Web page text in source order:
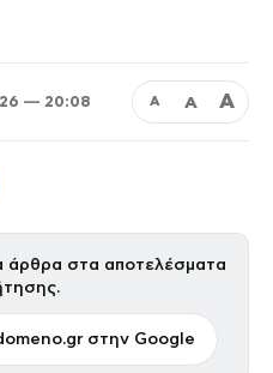
— 20:08 Α Α Α
άρθρα στα αποτελέσματα
στην Google